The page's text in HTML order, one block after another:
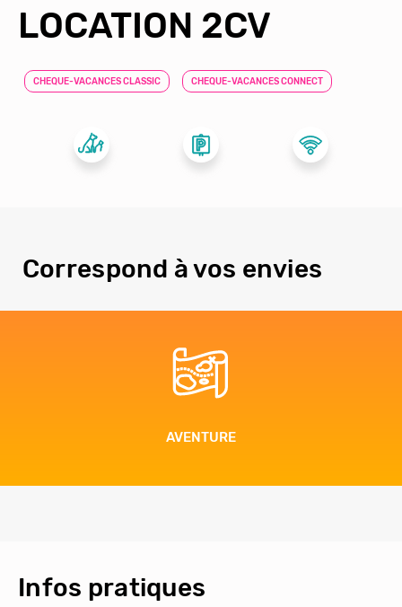
LOCATION 2CV
CHEQUE-VACANCES CLASSIC CHEQUE-VACANCES CONNECT
Correspond à vos envies
AVENTURE
Infos pratiques